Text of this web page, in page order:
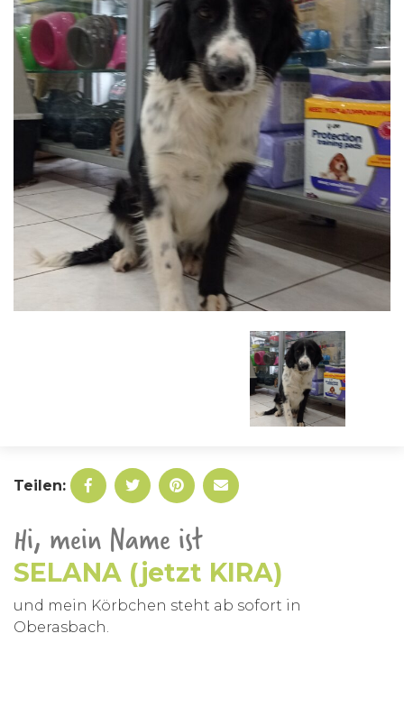
Teilen:
Hi, mein Name ist
SELANA (jetzt KIRA)
und mein Körbchen steht ab sofort in
Oberasbach.